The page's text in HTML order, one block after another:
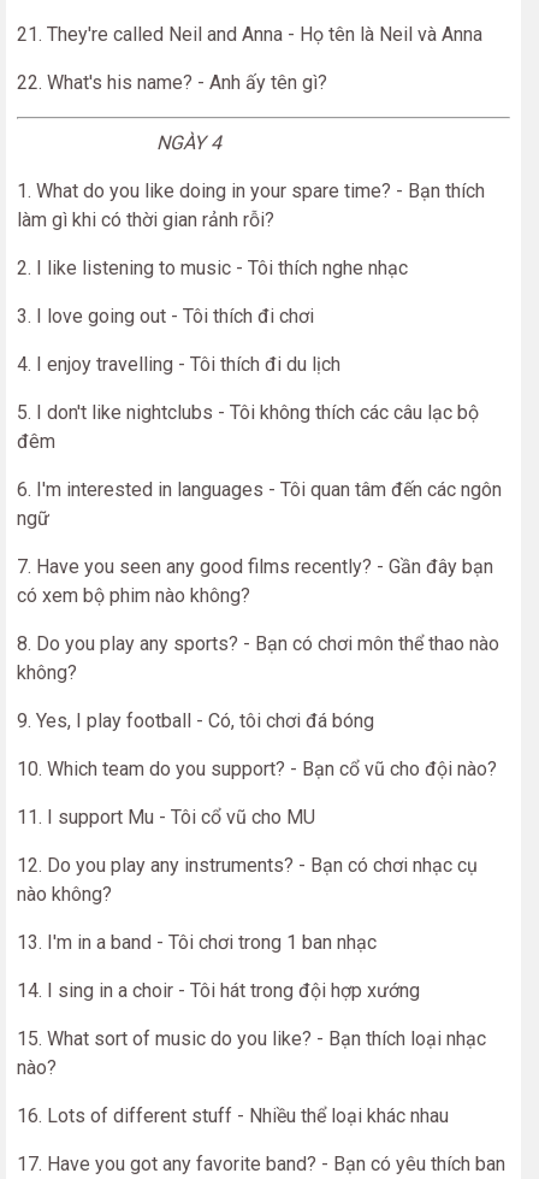
21. They're called Neil and Anna - Họ tên là Neil và Anna
22. What's his name? - Anh ấy tên gì?
NGÀY 4
1. What do you like doing in your spare time? - Bạn thích
làm gì khi có thời gian rảnh rỗi?
2. I like listening to music - Tôi thích nghe nhạc
3. I love going out - Tôi thích đi chơi
4. I enjoy travelling - Tôi thích đi du lịch
5. I don't like nightclubs - Tôi không thích các câu lạc bộ
đêm
6. I'm interested in languages - Tôi quan tâm đến các ngôn
ngữ
7. Have you seen any good films recently? - Gần đây bạn
có xem bộ phim nào không?
8. Do you play any sports? - Bạn có chơi môn thể thao nào
không?
9. Yes, I play football - Có, tôi chơi đá bóng
10. Which team do you support? - Bạn cổ vũ cho đội nào?
11. I support Mu - Tôi cổ vũ cho MU
12. Do you play any instruments? - Bạn có chơi nhạc cụ
nào không?
13. I'm in a band - Tôi chơi trong 1 ban nhạc
14. I sing in a choir - Tôi hát trong đội hợp xướng
15. What sort of music do you like? - Bạn thích loại nhạc
nào?
16. Lots of different stuff - Nhiều thể loại khác nhau
17. Have you got any favorite band? - Bạn có yêu thích ban